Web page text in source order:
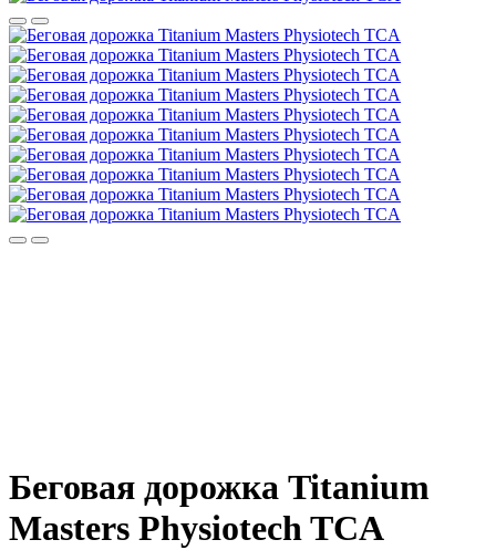
Беговая дорожка Titanium
Masters Physiotech TCA